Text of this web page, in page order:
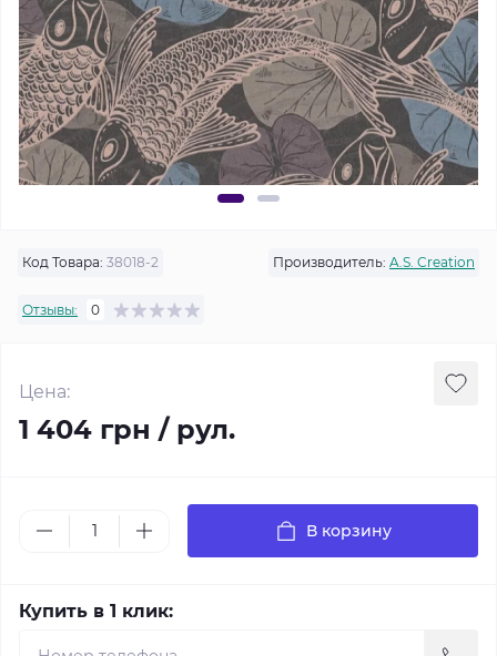
Код Товара: 38018-2 Производитель: A.S. Creation
Отзывы: 0
Цена:
1 404 грн / рул.
В корзину
Купить в 1 клик: